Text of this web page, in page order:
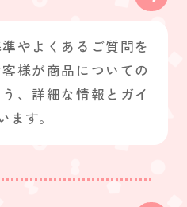
やよくあるご質問を
様が商品についての
、詳細な情報とガイ
ます。